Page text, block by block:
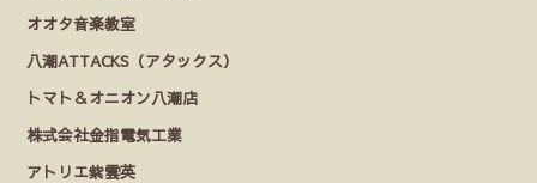
オオタ音楽教室
八潮ATTACKS（アタックス）
トマト＆オニオン八潮店
株式会社金指電気工業
アトリエ紫雲英